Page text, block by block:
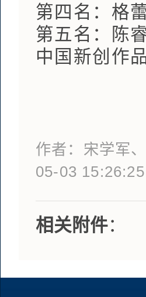
第四名：格
第五名：陈
中国新创作
作者：宋学军
05-03
相关附件：